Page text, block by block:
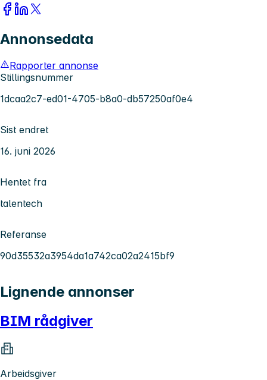
Annonsedata
Rapporter annonse
Stillingsnummer
1dcaa2c7-ed01-4705-b8a0-db57250af0e4
Sist endret
16. juni 2026
Hentet fra
talentech
Referanse
90d35532a3954da1a742ca02a2415bf9
Lignende annonser
BIM rådgiver
Arbeidsgiver